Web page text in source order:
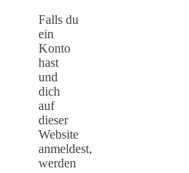
Falls du
ein
Konto
hast
und
dich
auf
dieser
Website
anmeldest,
werden